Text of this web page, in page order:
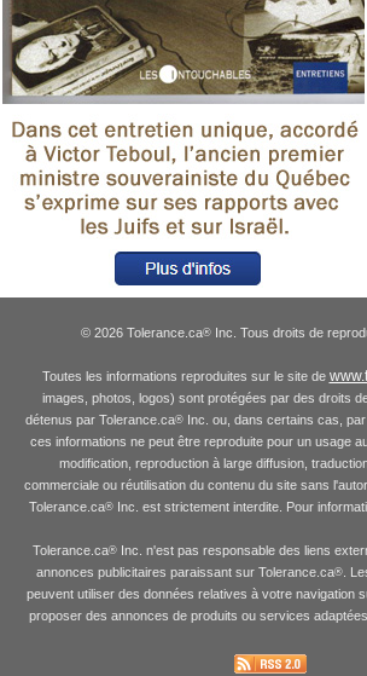
© 2026 Tolerance.ca®Inc. Tous droits de
Toutes les informations reproduites sur le site de
images, photos, logos) sont protégées par des droits
détenus par Tolerance.ca® Inc. ou, dans certains cas,
ces informations ne peut être reproduite pour un usage
modification, reproduction à large diffusion,
commerciale ou réutilisation du contenu du site sans
Tolerance.ca® Inc. est strictement interdite. Pour
Tolerance.ca® Inc. n'est pas responsable des liens
annonces publicitaires paraissant sur Tolerance.ca®.
peuvent utiliser des données relatives à votre navigation
proposer des annonces de produits ou services